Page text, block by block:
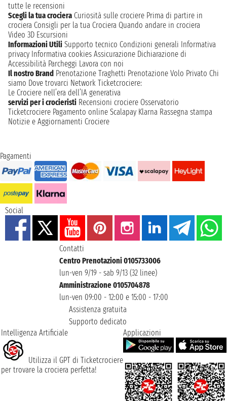
tutte le recensioni
Scegli la tua crociera Curiosità sulle crociere Prima di partire in
crociera Consigli per la tua Crociera Quando andare in crociera
Video 3D Escursioni
Informazioni Utili Supporto tecnico Condizioni generali Informativa
privacy Informativa cookies Assicurazione Dichiarazione di
Accessibilità Parcheggi Lavora con noi
Il nostro Brand Prenotazione Traghetti Prenotazione Volo Privato Chi
siamo Dove trovarci Network Ticketcrociere:
Le Crociere nell’era dell’IA generativa
servizi per i crocieristi Recensioni crociere Osservatorio
Ticketcrociere Pagamento online Scalapay Klarna Rassegna stampa
Notizie e Aggiornamenti Crociere
Pagamenti
Social
Contatti
Centro Prenotazioni 0105733006
lun-ven 9/19 - sab 9/13 (32 linee)
Amministrazione 0105704878
lun-ven 09:00 - 12:00 e 15:00 - 17:00
Assistenza gratuita
Supporto dedicato
Intelligenza Artificiale
Utilizza il GPT di Ticketcrociere
per trovare la crociera perfetta!
Applicazioni